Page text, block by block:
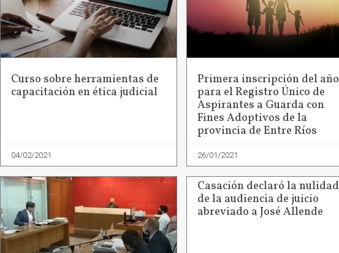
Curso sobre herramientas de
capacitación en ética judicial
04/02/2021
Primera inscripción del año
para el Registro Único de
Aspirantes a Guarda con
Fines Adoptivos de la
provincia de Entre Ríos
26/01/2021
Casación declaró la nulidad
de la audiencia de juicio
abreviado a José Allende